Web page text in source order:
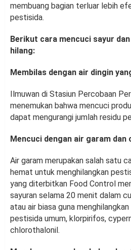
membuang bagian terluar lebih
pestisida.
Berikut cara mencuci sayur
hilang:
Membilas dengan air dingin
Ilmuwan di Stasiun Percobaan
menemukan bahwa mencuci
dapat mengurangi jumlah residu
Mencuci dengan air garam dan
Air garam merupakan salah satu
hemat untuk menghilangkan
yang diterbitkan Food Control
sayuran selama 20 menit dalam
atau air biasa guna
pestisida umum, klorpirifos,
chlorothalonil.